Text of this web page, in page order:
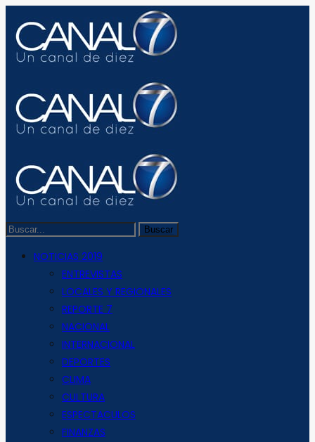
NOTICIAS 2019
ENTREVISTAS
LOCALES Y REGIONALES
REPORTE 7
NACIONAL
INTERNACIONAL
DEPORTES
CLIMA
CULTURA
ESPECTACULOS
FINANZAS